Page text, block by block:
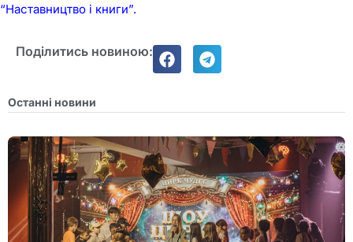
“Наставництво і книги”.
Поділитись новиною:
Останні новини